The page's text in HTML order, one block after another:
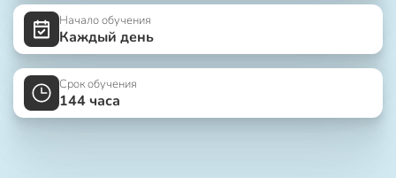
Начало обучения
Каждый день
Срок обучения
144 часа